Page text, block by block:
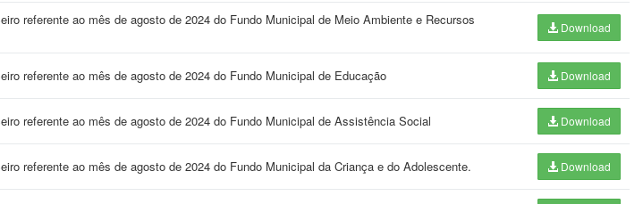
referente ao mês de agosto de 2024 do Fundo Municipal de Meio Ambiente e Recursos
Download
referente ao mês de agosto de 2024 do Fundo Municipal de Educação Download
referente ao mês de agosto de 2024 do Fundo Municipal de Assistência Social Download
referente ao mês de agosto de 2024 do Fundo Municipal da Criança e do Adolescente. Download